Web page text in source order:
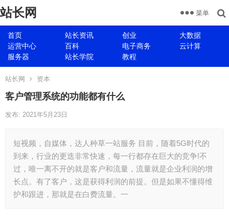
站长网
首页 站长资讯 创业
大数据
运营中心
百科 电子商务
云计算
服务器
站长学院 教程
菜单
站长网 资本
客户管理系统的功能都有什么
发布: 2021年5月23日
短视频，自媒体，达人种草一站服务 目前，随着5G时代的
到来，行业的更迭非常快速，每一行都存在巨大的竞争!不
过，唯一离不开的就是客户和流量，流量就是企业利润的增
长点。有了客户，这是获得利润的前提。但是如果不懂得维
护和跟进，那就是在白费流量。一